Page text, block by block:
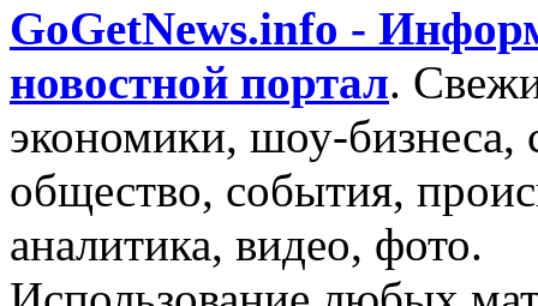
GoGetNews.info -
новостной портал.
экономики, шоу-бизнеса,
общество, события,
аналитика, видео, фото.